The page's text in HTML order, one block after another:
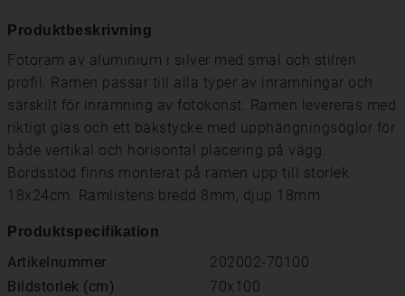
Produktbeskrivning
Fotoram av aluminium i silver med smal och stilren
profil. Ramen passar till alla typer av inramningar och
särskilt för inramning av fotokonst. Ramen levereras med
riktigt glas och ett bakstycke med upphängningsöglor för
både vertikal och horisontal placering på vägg.
Bordsstöd finns monterat på ramen upp till storlek
18x24cm. Ramlistens bredd 8mm, djup 18mm.
Produktspecifikation
Artikelnummer
202002-70100
Bildstorlek (cm)
70x100